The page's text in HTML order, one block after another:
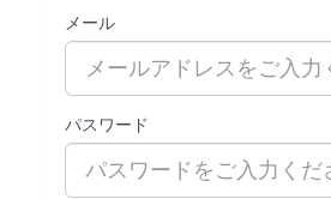
メール
パスワード